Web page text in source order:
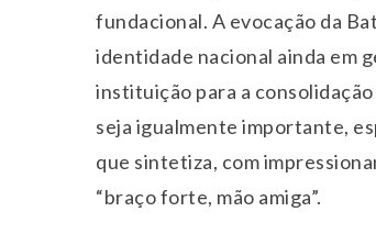
fundacional. A evocação da
identidade nacional ainda em
instituição para a
seja igualmente importante,
que sintetiza, com
“braço forte, mão amiga”.